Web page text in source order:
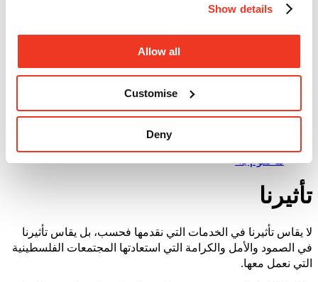
Show details
Allow all
Customise
Deny
ما نقوم به
تأثيرنا
لا يقاس تأثيرنا في الخدمات التي نقدمها فحسب، بل يقاس تأثيرنا
في الصمود والأمل والكرامة التي استعادتها المجتمعات الفلسطينية
التي نعمل معها.